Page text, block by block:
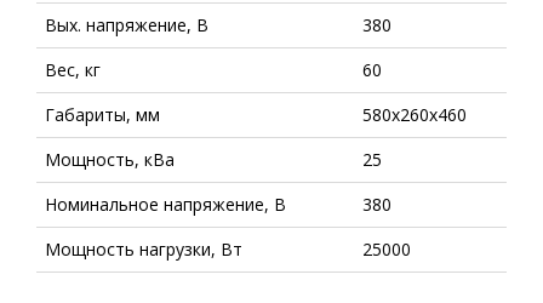
Вых. напряжение, В
380
Вес, кг
60
Габариты, мм
580х260х460
Мощность, кВа
25
Номинальное напряжение, В
380
Мощность нагрузки, Вт
25000